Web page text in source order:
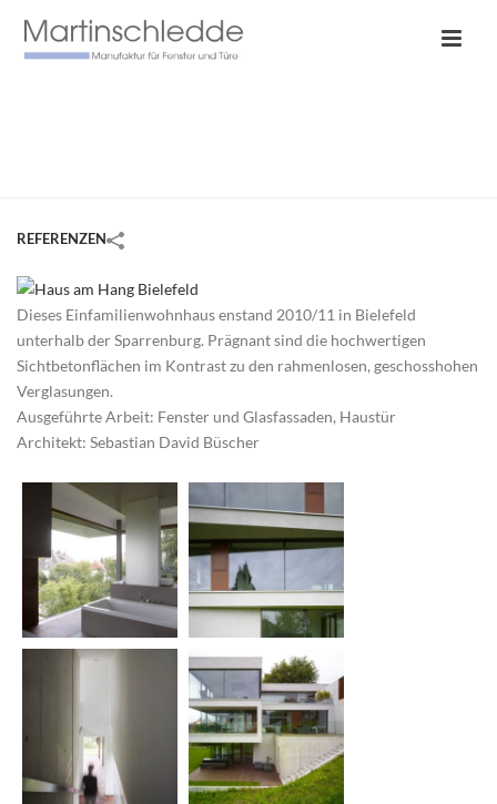
REFERENZEN
Dieses Einfamilienwohnhaus enstand 2010/11 in Bielefeld
unterhalb der Sparrenburg. Prägnant sind die hochwertigen
Sichtbetonflächen im Kontrast zu den rahmenlosen, geschosshohen
Verglasungen.
Ausgeführte Arbeit: Fenster und Glasfassaden, Haustür
Architekt: Sebastian David Büscher